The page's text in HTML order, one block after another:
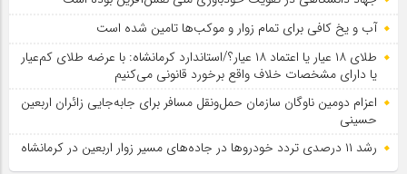
آب و یخ کافی برای تمام زوار و موکب‌ها تامین شده است
طلای ۱۸ عیار یا اعتماد ۱۸ عیار؟/استاندارد کرمانشاه: با عرضه طلای کم‌عیار
یا دارای مشخصات خلاف واقع برخورد قانونی می‌کنیم
اعزام دومین ناوگان سازمان حمل‌ونقل مسافر برای جابه‌جایی زائران اربعین
حسینی
رشد ۱۱ درصدی تردد خودروها در جاده‌های مسیر زوار اربعین در کرمانشاه